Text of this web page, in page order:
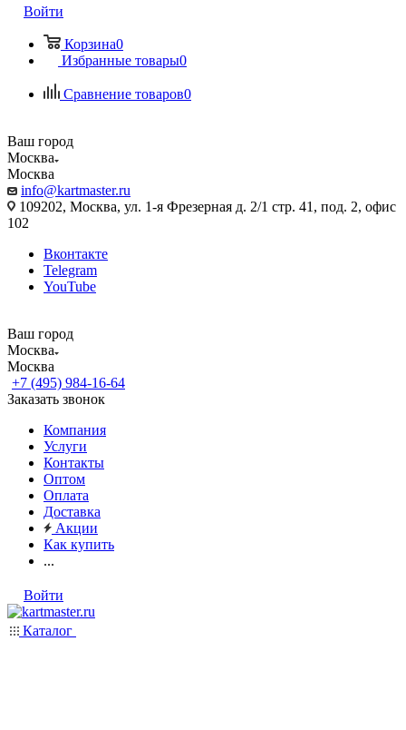
Войти
Корзина0
Избранные товары0
Сравнение товаров0
Ваш город
Москва
Москва
info@kartmaster.ru
109202, Москва, ул. 1-я Фрезерная д. 2/1 стр. 41, под. 2, офис
102
Вконтакте
Telegram
YouTube
Ваш город
Москва
Москва
+7 (495) 984-16-64
Заказать звонок
Компания
Услуги
Контакты
Оптом
Оплата
Доставка
Акции
Как купить
...
Войти
Каталог